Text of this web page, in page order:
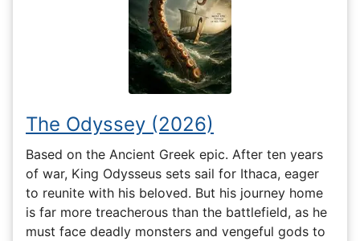
The Odyssey (2026)
Based on the Ancient Greek epic. After ten years
of war, King Odysseus sets sail for Ithaca, eager
to reunite with his beloved. But his journey home
is far more treacherous than the battlefield, as he
must face deadly monsters and vengeful gods to